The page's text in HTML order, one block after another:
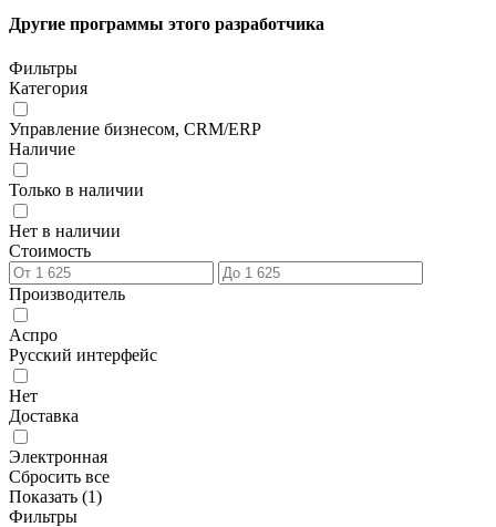
Другие программы этого разработчика
Фильтры
Категория
Управление бизнесом, CRM/ERP
Наличие
Только в наличии
Нет в наличии
Стоимость
Производитель
Аспро
Русский интерфейс
Нет
Доставка
Электронная
Сбросить все
Показать (1)
Фильтры